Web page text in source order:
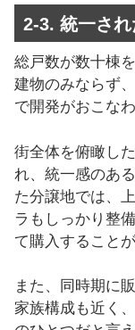
2-3. 統一さ
総戸数が数十棟
建物のみならず
で開発がおこなわ
街全体を俯瞰し
れ、統一感のあ
た分譲地では、
ラもしっかり整
て購入すること
また、同時期に
家族構成も近く